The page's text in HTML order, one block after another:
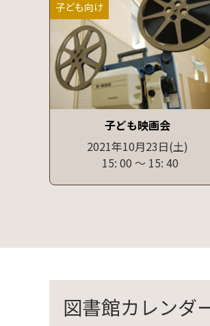
子ども向け
子ども映画会
2021年10月23日(土)
15: 00 〜 15: 40
の
ペ
図書館カレンダ